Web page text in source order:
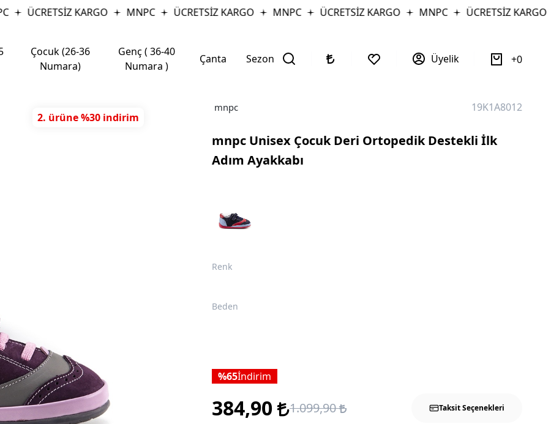
ÜCRETSİZ KARGO MNPC ÜCRETSİZ KARGO MNPC ÜCRETSİZ KARGO MNPC ÜCRETSİZ KARGO
Çocuk (26-36
Numara)
Genç ( 36-40
Numara )
Çanta Sezon Üyelik 0
2. ürüne %30 indirim
mnpc 19K1A8012
mnpc Unisex Çocuk Deri Ortopedik Destekli İlk
Adım Ayakkabı
Renk
Beden
65İndirim
384,90 1.099,90 Taksit Seçenekleri